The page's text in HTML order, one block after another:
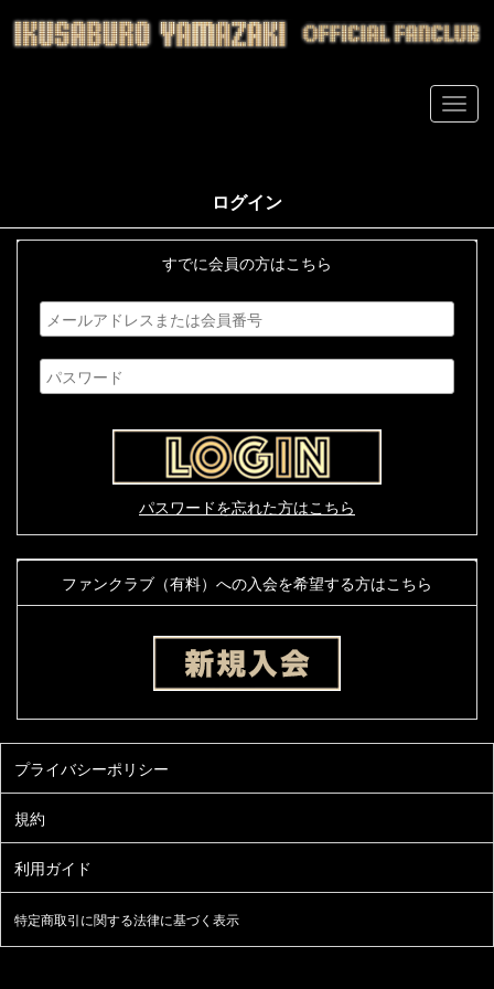
ログイン
すでに会員の方はこちら
パスワードを忘れた方はこちら
ファンクラブ（有料）への入会を希望する方はこちら
特定商取引に関する法律に基づく表示